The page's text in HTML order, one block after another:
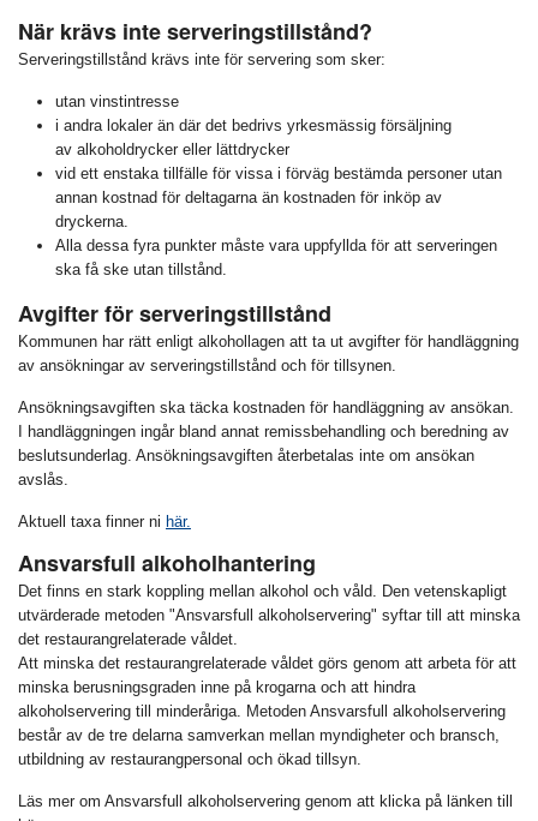
När krävs inte serveringstillstånd?
Serveringstillstånd krävs inte för servering som sker:
utan vinstintresse
i andra lokaler än där det bedrivs yrkesmässig försäljning
av alkoholdrycker eller lättdrycker
vid ett enstaka tillfälle för vissa i förväg bestämda personer utan
annan kostnad för deltagarna än kostnaden för inköp av
dryckerna.
Alla dessa fyra punkter måste vara uppfyllda för att serveringen
ska få ske utan tillstånd.
Avgifter för serveringstillstånd
Kommunen har rätt enligt alkohollagen att ta ut avgifter för handläggning
av ansökningar av serveringstillstånd och för tillsynen.
Ansökningsavgiften ska täcka kostnaden för handläggning av ansökan.
I handläggningen ingår bland annat remissbehandling och beredning av
beslutsunderlag. Ansökningsavgiften återbetalas inte om ansökan
avslås.
Aktuell taxa finner ni här.
Ansvarsfull alkoholhantering
Det finns en stark koppling mellan alkohol och våld. Den vetenskapligt
utvärderade metoden "Ansvarsfull alkoholservering" syftar till att minska
det restaurangrelaterade våldet.
Att minska det restaurangrelaterade våldet görs genom att arbeta för att
minska berusningsgraden inne på krogarna och att hindra
alkoholservering till minderåriga. Metoden Ansvarsfull alkoholservering
består av de tre delarna samverkan mellan myndigheter och bransch,
utbildning av restaurangpersonal och ökad tillsyn.
Läs mer om Ansvarsfull alkoholservering genom att klicka på länken till